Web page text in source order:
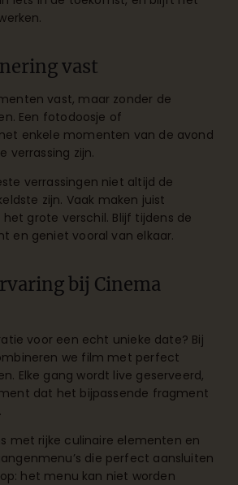
vast
vast, maar zonder de
Een fotodoosje of
enkele momenten van de avond
verrassing zijn.
verrassingen niet altijd de
zijn. Vaak maken juist
grote verschil. Blijf tijdens de
en geniet vooral van elkaar.
bij Cinema
voor een echt unieke date? Bij
we film met perfect
Elke gang wordt live geserveerd,
dat het bijpassende fragment
met rijke culinaire elementen en
die perfect aansluiten
het menu kan niet worden